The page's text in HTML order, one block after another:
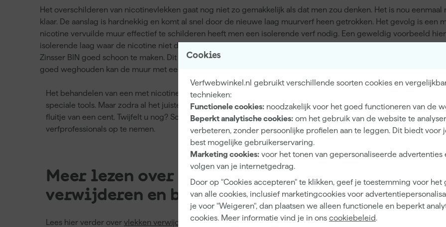
Cookies
Verfwebwinkel.nl gebruikt verschillende soorten cookies en
technieken:
Functionele cookies: noodzakelijk voor het goed functioneren van de
Beperkt analytische cookies: om het gebruik van de website te
verbeteren, zonder persoonlijke profielen aan te leggen. Dit biedt voor
best mogelijke gebruikerservaring.
Marketing cookies: voor het tonen van gepersonaliseerde advertenties
volgen van je internetgedrag.
Door op "Cookies accepteren" te klikken, geef je toestemming voor het
van alle cookies, inclusief marketingcookies voor
je voor "Weigeren", dan plaatsen we alleen functionele en beperkt
cookies. Meer informatie vind je in ons cookiebeleid.
Het overschilderen van nicotinevlekken gaat nog niet zo gemakkelijk als dat men zou denken. Het is nou
klaar. De aanslag is hardnekkig en komt al snel door de nieuwe laag muurverf heen getrokken. Het gevolg is
nicotine vervuilde muur effectief te schilderen heeft men een isolerende verf nodig. Een geweldig voorbeeld
isolerende laag waar de nicotine niet doorheen komt, ook de luchtjes blijven er achter zitten. Daarnaast is het
Zinsser BIN goed schoon te maken. Dit kan gedaan worden met
goed weghouden kan de muur met een normale muurverf afgewerkt worden.
Het behandelen van een met nicotinevlekken beklede muur vereist dus
speciale tools. Maar zodra al het juiste materiaal ingeslagen is, wordt het een
fluitje van een cent. Twijfelt u nog? Schroom dan niet om contact met onze
verfprofessionals op te nemen.
Meer lezen over vlekken
verwijderen en behandelen?
Lees hier verder over vlekken verwijderen uit hout met ontweringswater